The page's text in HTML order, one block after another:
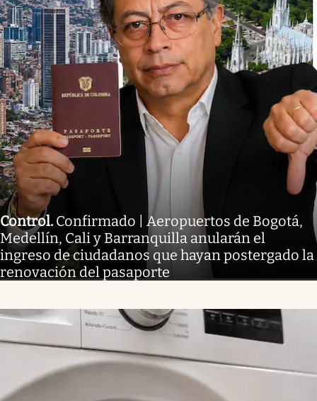
Control. Confirmado | Aeropuertos de Bogotá,
Medellín, Cali y Barranquilla anularán el
ingreso de ciudadanos que hayan postergado la
renovación del pasaporte